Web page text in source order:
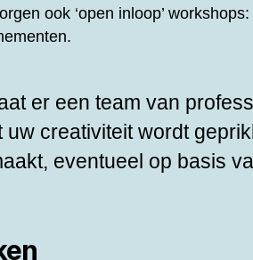
ook ‘open inloop’
er een team van
creativiteit wordt
eventueel op basis